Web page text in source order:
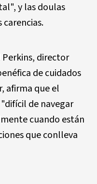
y las doulas
carencias.
director
de cuidados
afirma que el
de navegar
cuando están
que conlleva